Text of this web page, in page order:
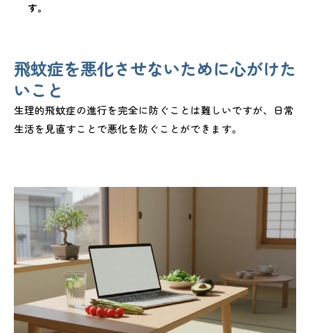
す。
飛蚊症を悪化させないために心がけた
いこと
生理的飛蚊症の進行を完全に防ぐことは難しいですが、日常
生活を見直すことで悪化を防ぐことができます。